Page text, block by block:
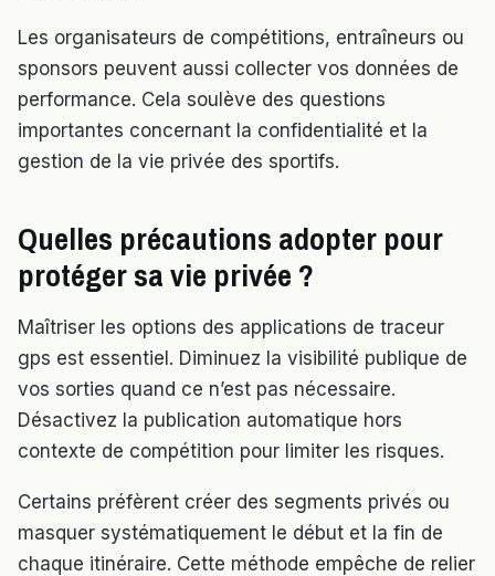
Les organisateurs de compétitions, entraîneurs ou
sponsors peuvent aussi collecter vos données de
performance. Cela soulève des questions
importantes concernant la confidentialité et la
gestion de la vie privée des sportifs.
Quelles précautions adopter pour
protéger sa vie privée ?
Maîtriser les options des applications de traceur
gps est essentiel. Diminuez la visibilité publique de
vos sorties quand ce n’est pas nécessaire.
Désactivez la publication automatique hors
contexte de compétition pour limiter les risques.
Certains préfèrent créer des segments privés ou
masquer systématiquement le début et la fin de
chaque itinéraire. Cette méthode empêche de relier